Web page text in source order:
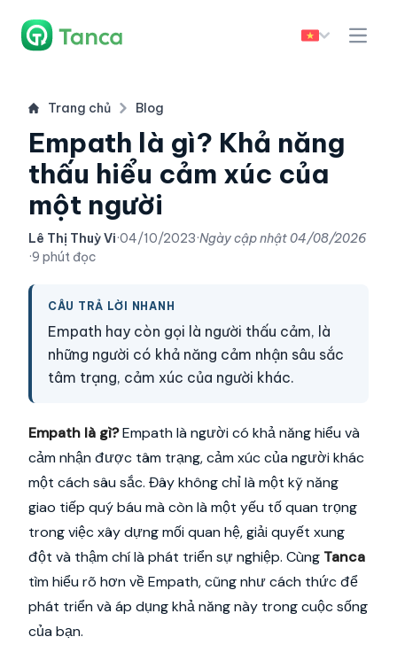
Trang chủ Blog
Empath là gì? Khả năng
thấu hiểu cảm xúc của
một người
Lê Thị Thuỳ Vi·04/10/2023·Ngày cập nhật04/08/2026
·9 phút đọc
CÂU TRẢ LỜI NHANH
Empath hay còn gọi là người thấu cảm, là
những người có khả năng cảm nhận sâu sắc
tâm trạng, cảm xúc của người khác.
Empath là gì?Empath là người có khả năng hiểu và
cảm nhận được tâm trạng, cảm xúc của người khác
một cách sâu sắc. Đây không chỉ là một kỹ năng
giao tiếp quý báu mà còn là một yếu tố quan trọng
trong việc xây dựng mối quan hệ, giải quyết xung
đột và thậm chí là phát triển sự nghiệp. Cùng Tanca
tìm hiểu rõ hơn về Empath, cũng như cách thức để
phát triển và áp dụng khả năng này trong cuộc sống
của bạn.